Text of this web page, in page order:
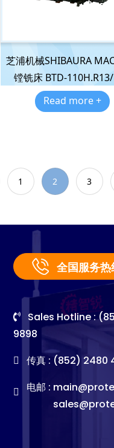
芝浦机械SHIBAURA
镗铣床 BTD-
Read more +
1 2 3
全国服务
Sales Hotline :
9898
传真 : (852) 2480
电邮 :